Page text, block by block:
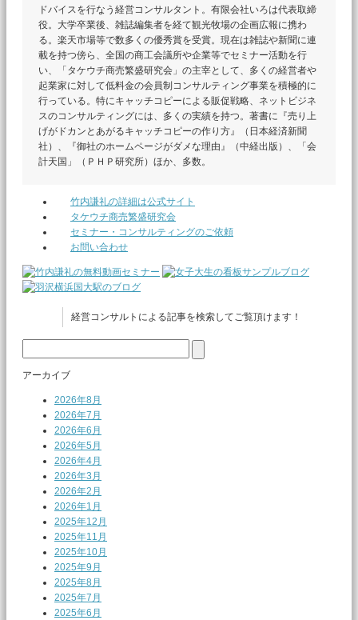
ドバイスを行なう経営コンサルタント。有限会社いろは代表取締
役。大学卒業後、雑誌編集者を経て観光牧場の企画広報に携わ
る。楽天市場等で数多くの優秀賞を受賞。現在は雑誌や新聞に連
載を持つ傍ら、全国の商工会議所や企業等でセミナー活動を行
い、「タケウチ商売繁盛研究会」の主宰として、多くの経営者や
起業家に対して低料金の会員制コンサルティング事業を積極的に
行っている。特にキャッチコピーによる販促戦略、ネットビジネ
スのコンサルティングには、多くの実績を持つ。著書に『売り上
げがドカンとあがるキャッチコピーの作り方』（日本経済新聞
社）、『御社のホームページがダメな理由』（中経出版）、「会
計天国」（ＰＨＰ研究所）ほか、多数。
竹内謙礼の詳細は公式サイト
タケウチ商売繁盛研究会
セミナー・コンサルティングのご依頼
お問い合わせ
経営コンサルトによる記事を検索してご覧頂けます！
索:
アーカイブ
2026年8月
2026年7月
2026年6月
2026年5月
2026年4月
2026年3月
2026年2月
2026年1月
2025年12月
2025年11月
2025年10月
2025年9月
2025年8月
2025年7月
2025年6月